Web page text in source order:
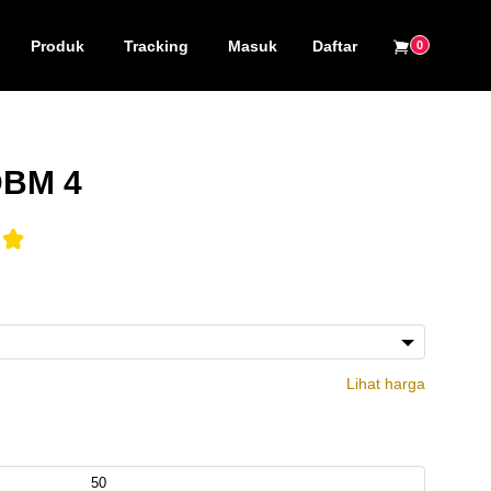
Produk Tracking Masuk Daftar 0
4
Lihat harga